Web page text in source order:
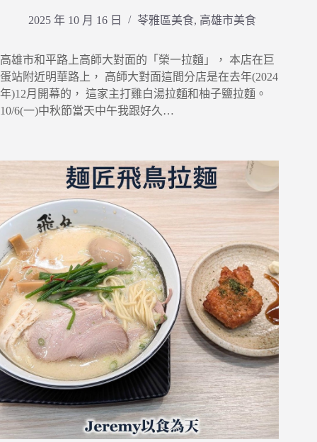
2025 年 10 月 16 日 苓雅區美食, 高雄市美食
高雄市和平路上高師大對面的「榮一拉麵」， 本店在巨
蛋站附近明華路上， 高師大對面這間分店是在去年(2024
年)12月開幕的， 這家主打雞白湯拉麵和柚子鹽拉麵。
10/6(一)中秋節當天中午我跟好久…